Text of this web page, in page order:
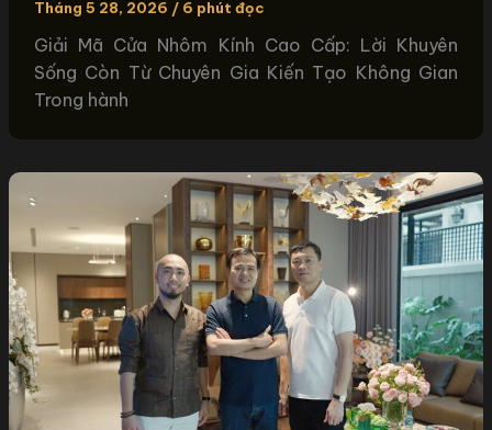
Tháng 5 28, 2026 / 6 phút đọc
Giải Mã Cửa Nhôm Kính Cao Cấp: Lời Khuyên
Sống Còn Từ Chuyên Gia Kiến Tạo Không Gian
Trong hành